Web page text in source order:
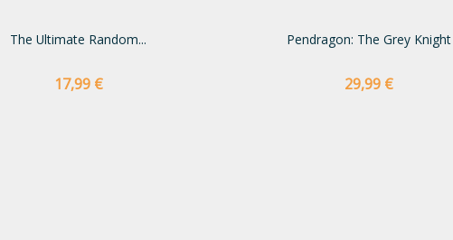
The Ultimate Random...
Preço
17,99 €
Pendragon: The Grey Knight
Preço
29,99 €